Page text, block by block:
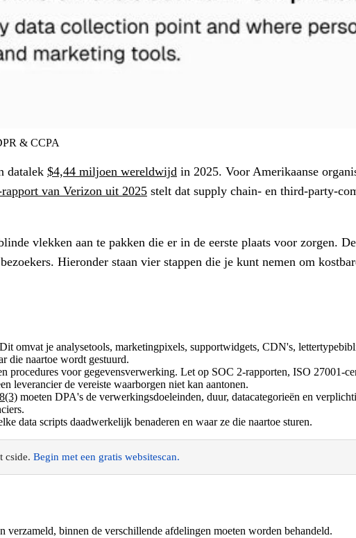
& CCPA
datalek $4,44 miljoen wereldwijd in 2025. Voor Amerikaanse
van Verizon uit 2025 stelt dat supply chain- en third-party-
vlekken aan te pakken die er in de eerste plaats voor zorgen.
Hieronder staan vier stappen die je kunt nemen om
omvat je analysetools, marketingpixels, supportwidgets, CDN's,
die naartoe wordt gestuurd.
procedures voor gegevensverwerking. Let op SOC 2-rapporten, ISO 27001-
leverancier de vereiste waarborgen niet kan aantonen.
moeten DPA's de verwerkingsdoeleinden, duur, datacategorieën en
data scripts daadwerkelijk benaderen en waar ze die naartoe sturen.
cside. Begin met een gratis websitescan.
verzameld, binnen de verschillende afdelingen moeten worden behandeld.